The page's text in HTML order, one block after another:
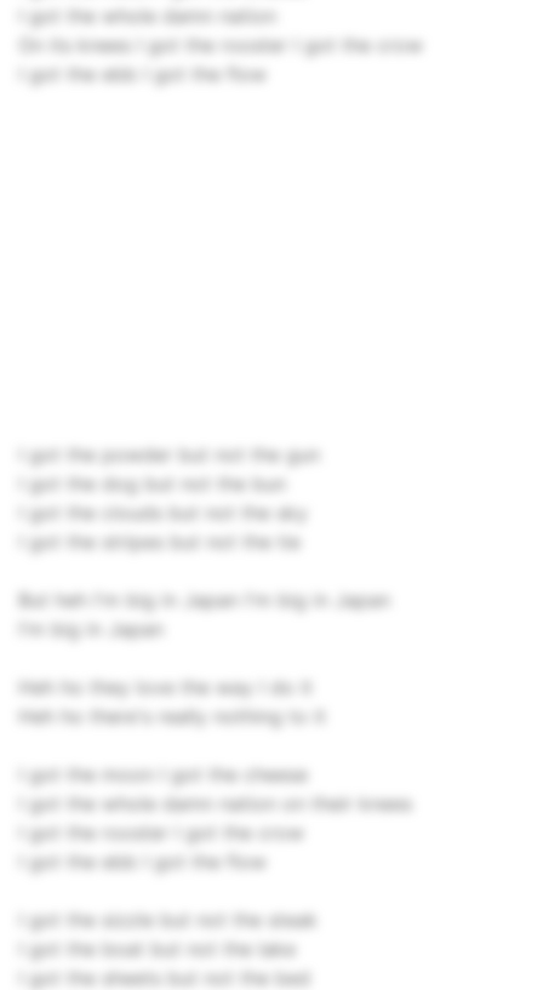
I got the whole damn nation
On its knees I got the rooster I got the crow
I got the ebb I got the flow
I got the powder but not the gun
I got the dog but not the bun
I got the clouds but not the sky
I got the stripes but not the tie
But heh I'm big in Japan I'm big in Japan
I'm big in Japan
Heh ho they love the way I do it
Heh ho there's really nothing to it
I got the moon I got the cheese
I got the whole damn nation on their knees
I got the rooster I got the crow
I got the ebb I got the flow
I got the sizzle but not the steak
I got the boat but not the lake
I got the sheets but not the bed